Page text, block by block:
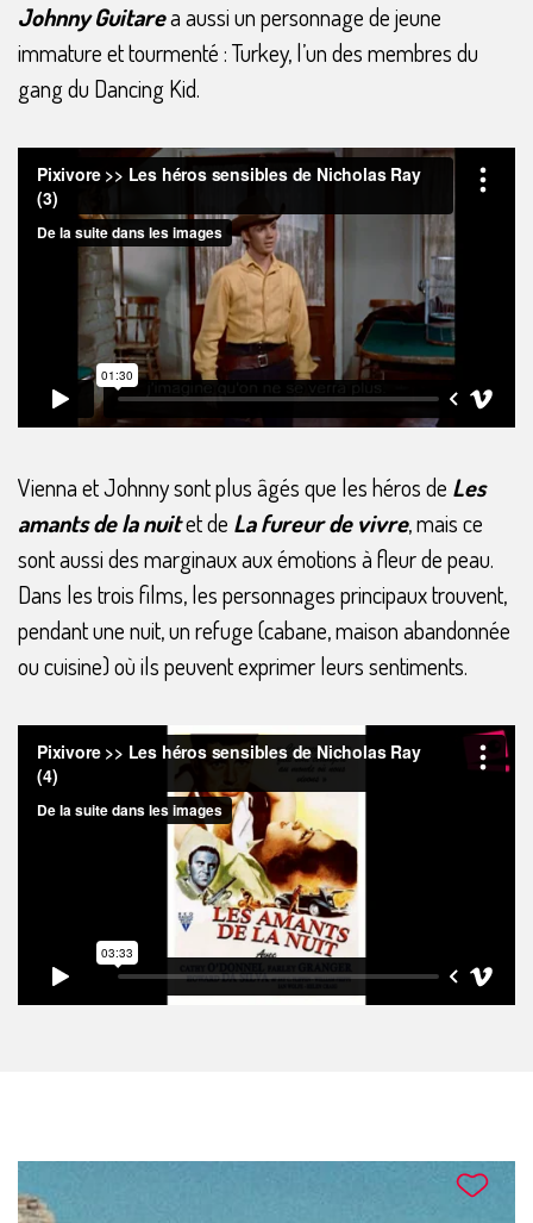
Johnny Guitarea aussi un personnage de jeune
immature et tourmenté : Turkey, l’un des membres du
gang du Dancing Kid.
Vienna et Johnny sont plus âgés que les héros de Les
amants de la nuitet de La fureur de vivre, mais ce
sont aussi des marginaux aux émotions à fleur de peau.
Dans les trois films, les personnages principaux trouvent,
pendant une nuit, un refuge (cabane, maison abandonnée
ou cuisine) où ils peuvent exprimer leurs sentiments.